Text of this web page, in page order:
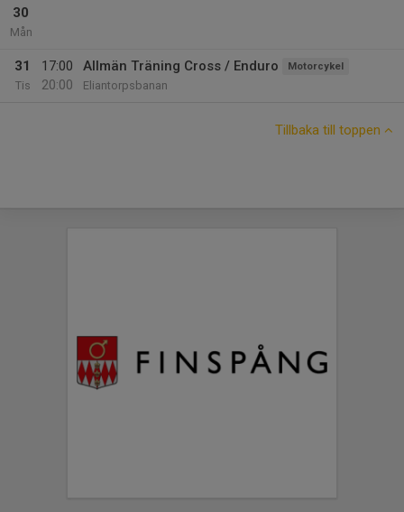
30
Mån
31
Tis
17:00
20:00
Allmän Träning Cross / Enduro Motorcykel
Eliantorpsbanan
Tillbaka till toppen